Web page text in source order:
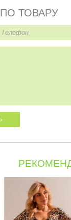
ТОВАРУ